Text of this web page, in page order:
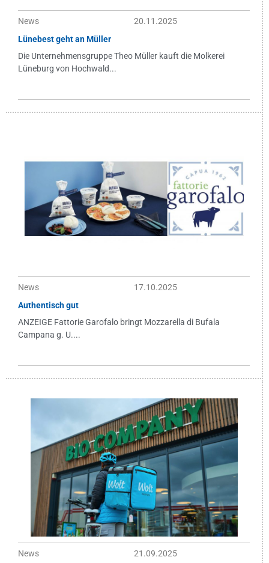
News
20.11.2025
Lünebest geht an Müller
Die Unternehmensgruppe Theo Müller kauft die Molkerei
Lüneburg von Hochwald...
News
17.10.2025
Authentisch gut
ANZEIGE Fattorie Garofalo bringt Mozzarella di Bufala
Campana g. U....
News
21.09.2025